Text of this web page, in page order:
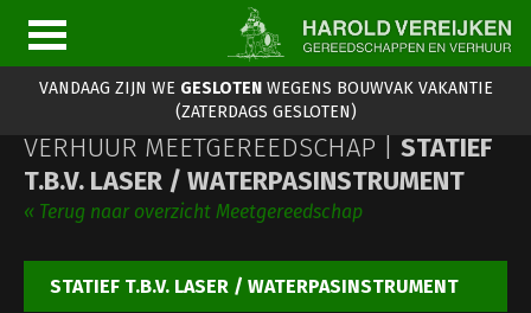
VANDAAG ZIJN WE GESLOTENWEGENS BOUWVAK VAKANTIE
(ZATERDAGS GESLOTEN)
VERHUUR MEETGEREEDSCHAP | STATIEF
T.B.V. LASER / WATERPASINSTRUMENT
« Terug naar overzicht Meetgereedschap
STATIEF T.B.V. LASER / WATERPASINSTRUMENT